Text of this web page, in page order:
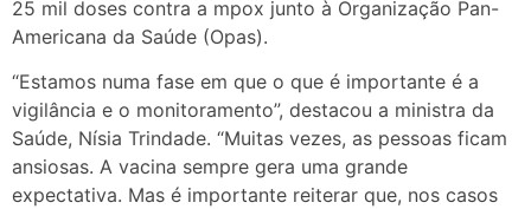
25 mil doses contra a mpox junto à Organização Pan-
Americana da Saúde (Opas).
“Estamos numa fase em que o que é importante é a
vigilância e o monitoramento”, destacou a ministra da
Saúde, Nísia Trindade. “Muitas vezes, as pessoas ficam
ansiosas. A vacina sempre gera uma grande
expectativa. Mas é importante reiterar que, nos casos